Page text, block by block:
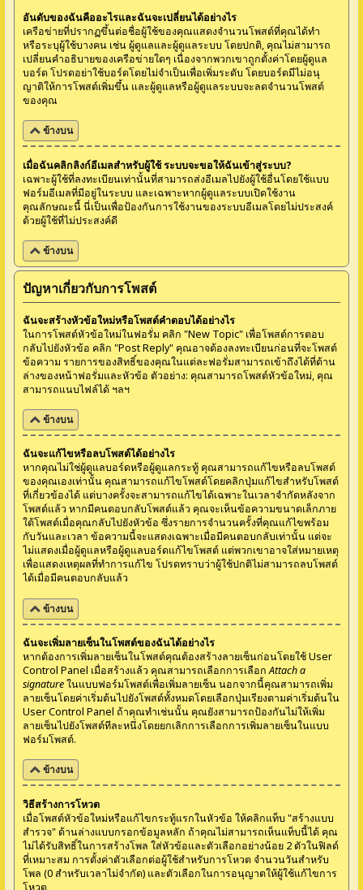
อันดับของฉันคืออะไรและฉันจะเปลี่ยนได้อย่างไร
เครือข่ายที่ปรากฏขึ้นต่อชื่อผู้ใช้ของคุณแสดงจำนวนโพสต์ที่คุณได้ทำ
หรือระบุผู้ใช้บางคน เช่น ผู้ดูแลและผู้ดูแลระบบ โดยปกติ, คุณไม่สามารถ
เปลี่ยนคำอธิบายของเครือข่ายใดๆ เนื่องจากพวกเขาถูกตั้งค่าโดยผู้ดูแล
บอร์ด โปรดอย่าใช้บอร์ดโดยไม่จำเป็นเพื่อเพิ่มระดับ โดยบอร์ดมีไม่อนุ
ญาติให้การโพสต์เพิ่มขึ้น และผู้ดูแลหรือผู้ดูแลระบบจะลดจำนวนโพสต์
ของคุณ
ข้างบน
เมื่อฉันคลิกลิงก์อีเมลสำหรับผู้ใช้ ระบบจะขอให้ฉันเข้าสู่ระบบ?
เฉพาะผู้ใช้ที่ลงทะเบียนเท่านั้นที่สามารถส่งอีเมลไปยังผู้ใช้อื่นโดยใช้แบบ
ฟอร์มอีเมลที่มีอยู่ในระบบ และเฉพาะหากผู้ดูแลระบบเปิดใช้งาน
คุณลักษณะนี้ นี่เป็นเพื่อป้องกันการใช้งานของระบบอีเมลโดยไม่ประสงค์
ด้วยผู้ใช้ที่ไม่ประสงค์ดี
ข้างบน
ปัญหาเกี่ยวกับการโพสต์
ฉันจะสร้างหัวข้อใหม่หรือโพสต์คำตอบได้อย่างไร
ในการโพสต์หัวข้อใหม่ในฟอรั่ม คลิก "New Topic" เพื่อโพสต์การตอบ
กลับไปยังหัวข้อ คลิก "Post Reply" คุณอาจต้องลงทะเบียนก่อนที่จะโพสต์
ข้อความ รายการของสิทธิ์ของคุณในแต่ละฟอรั่มสามารถเข้าถึงได้ที่ด้าน
ล่างของหน้าฟอรั่มและหัวข้อ ตัวอย่าง: คุณสามารถโพสต์หัวข้อใหม่, คุณ
สามารถแนบไฟล์ได้ ฯลฯ
ข้างบน
ฉันจะแก้ไขหรือลบโพสต์ได้อย่างไร
หากคุณไม่ใช่ผู้ดูแลบอร์ดหรือผู้ดูแลกระทู้ คุณสามารถแก้ไขหรือลบโพสต์
ของคุณเองเท่านั้น คุณสามารถแก้ไขโพสต์โดยคลิกปุ่มแก้ไขสำหรับโพสต์
ที่เกี่ยวข้องได้ แต่บางครั้งจะสามารถแก้ไขได้เฉพาะในเวลาจำกัดหลังจาก
โพสต์แล้ว หากมีคนตอบกลับโพสต์แล้ว คุณจะเห็นข้อความขนาดเล็กภาย
ใต้โพสต์เมื่อคุณกลับไปยังหัวข้อ ซึ่งรายการจำนวนครั้งที่คุณแก้ไขพร้อม
กับวันและเวลา ข้อความนี้จะแสดงเฉพาะเมื่อมีคนตอบกลับเท่านั้น แต่จะ
ไม่แสดงเมื่อผู้ดูแลหรือผู้ดูแลบอร์ดแก้ไขโพสต์ แต่พวกเขาอาจใส่หมายเหตุ
เพื่อแสดงเหตุผลที่ทำการแก้ไข โปรดทราบว่าผู้ใช้ปกติไม่สามารถลบโพสต์
ได้เมื่อมีคนตอบกลับแล้ว
ข้างบน
ฉันจะเพิ่มลายเซ็นในโพสต์ของฉันได้อย่างไร
หากต้องการเพิ่มลายเซ็นในโพสต์คุณต้องสร้างลายเซ็นก่อนโดยใช้ User
Control Panel เมื่อสร้างแล้ว คุณสามารถเลือกการเลือกAttach a
signatureในแบบฟอร์มโพสต์เพื่อเพิ่มลายเซ็น นอกจากนี้คุณสามารถเพิ่ม
ลายเซ็นโดยค่าเริ่มต้นไปยังโพสต์ทั้งหมดโดยเลือกปุ่มเรียงตามค่าเริ่มต้นใน
User Control Panel ถ้าคุณทำเช่นนั้น คุณยังสามารถป้องกันไม่ให้เพิ่ม
ลายเซ็นไปยังโพสต์ทีละหนึ่งโดยยกเลิกการเลือกการเพิ่มลายเซ็นในแบบ
ฟอร์มโพสต์.
ข้างบน
วิธีสร้างการโหวต
เมื่อโพสต์หัวข้อใหม่หรือแก้ไขกระทู้แรกในหัวข้อ ให้คลิกแท็บ "สร้างแบบ
สำรวจ" ด้านล่างแบบกรอกข้อมูลหลัก ถ้าคุณไม่สามารถเห็นแท็บนี้ได้ คุณ
ไม่ได้รับสิทธิ์ในการสร้างโพล ใส่หัวข้อและตัวเลือกอย่างน้อย 2 ตัวในฟิลด์
ที่เหมาะสม การตั้งค่าตัวเลือกต่อผู้ใช้สำหรับการโหวต จำนวนวันสำหรับ
โพล (0 สำหรับเวลาไม่จำกัด) และตัวเลือกในการอนุญาตให้ผู้ใช้แก้ไขการ
โหวต